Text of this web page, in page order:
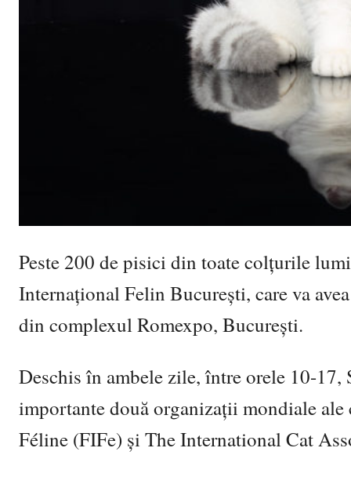
Peste 200 de pisici din toate colțurile
Internațional Felin București, care va
din complexul Romexpo, București.
Deschis în ambele zile, între orele 10-
importante două organizații mondiale
Féline (FIFe) și The International Cat